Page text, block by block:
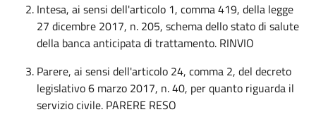
Intesa, ai sensi dell'articolo 1, comma 419, della legge
27 dicembre 2017, n. 205, schema dello stato di salute
della banca anticipata di trattamento. RINVIO
Parere, ai sensi dell'articolo 24, comma 2, del decreto
legislativo 6 marzo 2017, n. 40, per quanto riguarda il
servizio civile. PARERE RESO